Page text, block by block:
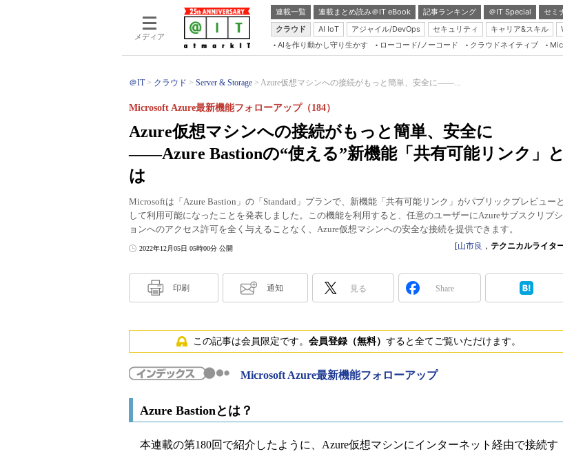
メディア
連載一覧 連載まとめ読み＠IT eBook 記事ランキング ＠IT Special セミ
クラウド
AI IoT アジャイル/DevOps セキュリティ キャリア&スキル
Test
AIを作り動かし守り生かす ローコード/ノーコード クラウドネイティブ
＠IT クラウド Server & Storage Azure仮想マシンへの接続がもっと簡単、安全に――...
Azure仮想マシンへの接続がもっと簡単、安全に
――Azure Bastionの“使える”新機能「共有可能リンク」と
は
Microsoft Azure最新機能フォローアップ（184）
Microsoftは「Azure Bastion」の「Standard」プランで、新機能「共有可能リンク」がパブリックプレビューと
して利用可能になったことを発表しました。この機能を利用すると、任意のユーザーにAzureサブスクリプシ
ョンへのアクセス許可を全く与えることなく、Azure仮想マシンへの安全な接続を提供できます。
2022年12月05日 05時00分 公開 [山市良 ， テクニカルライタ
印刷 通知 見る Share
この記事は会員限定です。 会員登録（無料） すると全てご覧いただけます。
Microsoft Azure最新機能フォローアップ
Azure Bastionとは？
本連載の第180回で紹介したように、Azure仮想マシンにインターネット経由で接続す